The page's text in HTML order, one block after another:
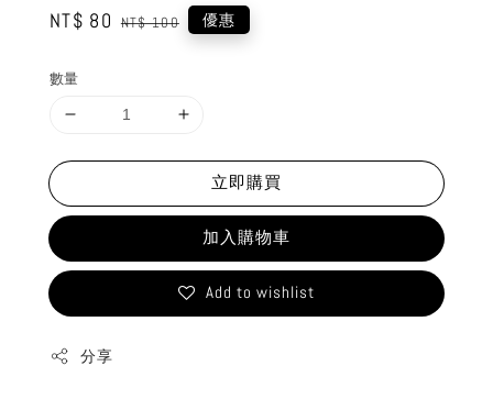
Sale
NT$ 80 Regular
NT$ 100 優惠
數量
立即購買
加入購物車
Add to wishlist
分享